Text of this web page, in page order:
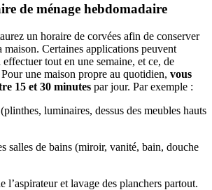
de ménage hebdomadaire
un horaire de corvées afin de conserver
maison. Certaines applications peuvent
tout en une semaine, et ce, de
une maison propre au quotidien, vous
15 et 30 minutes par jour. Par exemple :
luminaires, dessus des meubles hauts
salles de bains (miroir, vanité, bain, douche
l’aspirateur et lavage des planchers partout.